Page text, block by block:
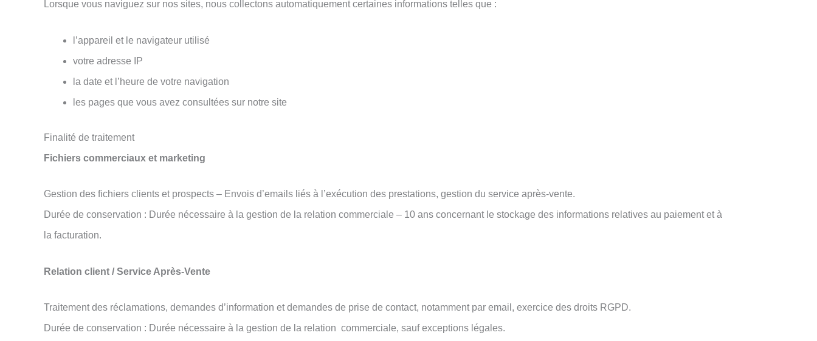
Lorsque vous naviguez sur nos sites, nous collectons automatiquement certaines informations telles que :
l’appareil et le navigateur utilisé
votre adresse IP
la date et l’heure de votre navigation
les pages que vous avez consultées sur notre site
Finalité de traitement
Fichiers commerciaux et marketing
Gestion des fichiers clients et prospects – Envois d’emails liés à l’exécution des prestations, gestion du service après-vente.
Durée de conservation : Durée nécessaire à la gestion de la relation commerciale – 10 ans concernant le stockage des informations relatives au paiement et à
la facturation.
Relation client / Service Après-Vente
Traitement des réclamations, demandes d’information et demandes de prise de contact, notamment par email, exercice des droits RGPD.
Durée de conservation : Durée nécessaire à la gestion de la relation commerciale, sauf exceptions légales.